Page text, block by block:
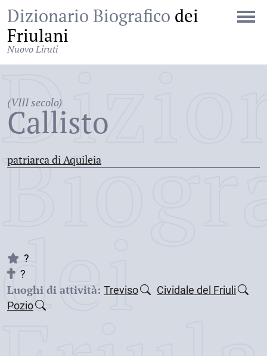
Dizionario Biografico dei
Friulani
Nuovo Liruti
(VIII secolo)
Callisto
patriarca di Aquileia
dei
?
?
Luoghi di attività: Treviso
Cividale del Friuli
Pozio